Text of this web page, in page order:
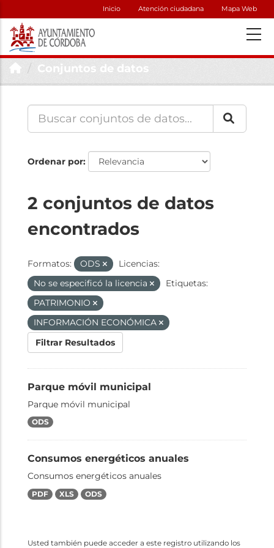
Inicio Atención ciudadana Mapa Web
Conjuntos de datos
Ordenar por
2 conjuntos de datos
encontrados
Formatos: ODS
Licencias:
No se especificó la licencia
Etiquetas:
PATRIMONIO
INFORMACIÓN ECONÓMICA
Filtrar Resultados
Parque móvil municipal
Parque móvil municipal
ODS
Consumos energéticos anuales
Consumos energéticos anuales
PDF XLS ODS
Usted también puede acceder a este registro utilizando los